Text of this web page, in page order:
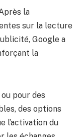
la
sur la lecture
Google a
la
pour des
des options
l’activation du